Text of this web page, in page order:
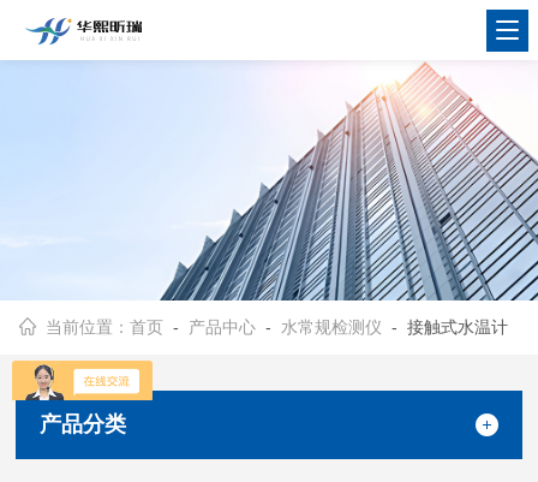
当前位置：首页 - 产品中心 - 水常规检测仪 - 接触式水温计
产品分类